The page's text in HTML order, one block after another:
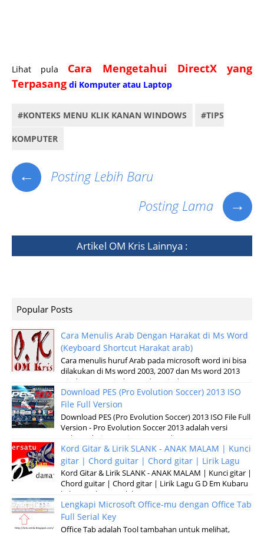
Lihat pula Cara Mengetahui DirectX yang
Terpasang di Komputer atau Laptop
#KONTEKS MENU KLIK KANAN WINDOWS #TIPS
KOMPUTER
←
Posting Lebih Baru
Posting Lama
→
Artikel OM KrisLainnya :
Popular Posts
Cara Menulis Arab Dengan Harakat di Ms Word
(Keyboard Shortcut Harakat arab)
Cara menulis huruf Arab pada microsoft word ini bisa
dilakukan di Ms word 2003, 2007 dan Ms word 2013
windows XP, Windows 7 dan windows v...
Download PES (Pro Evolution Soccer) 2013 ISO
File Full Version
Download PES (Pro Evolution Soccer) 2013 ISO File Full
Version - Pro Evolution Soccer 2013 adalah versi
terbaru dari permainan pertandinga...
Kord Gitar & Lirik SLANK - ANAK MALAM | Kunci
gitar | Chord guitar | Chord gitar | Lirik Lagu
Kord Gitar & Lirik SLANK - ANAK MALAM | Kunci gitar |
Chord guitar | Chord gitar | Lirik Lagu G D Em Kubaru
keluar malam Setelah sun...
Lengkapi Microsoft Office-mu dengan Office Tab
Full Serial Key
Office Tab adalah Tool tambahan untuk melihat,